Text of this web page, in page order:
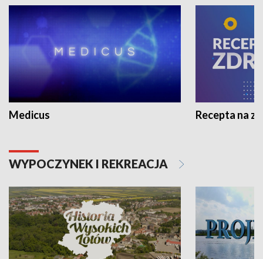
Medicus Recepta na
WYPOCZYNEK I REKREACJA